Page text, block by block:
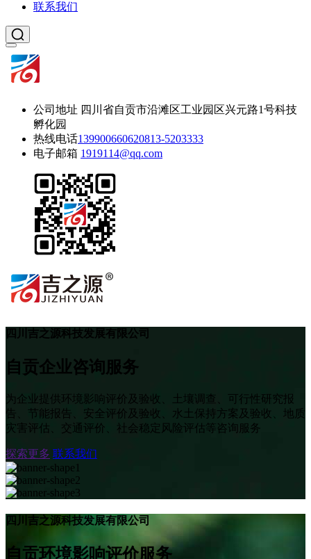
联系我们
公司地址 四川省自贡市沿滩区工业园区兴元路1号科技
孵化园
热线电话139900660620813-5203333
电子邮箱 1919114@qq.com
四川吉之源科技发展有限公司
自贡企业咨询服务
为企业提供环境影响评价及验收、土壤调查、可行性研究报
告、节能报告、安全评价及验收、水土保持方案及验收、地质
灾害评估、交通评价、社会稳定风险评估等咨询服务
探索更多 联系我们
四川吉之源科技发展有限公司
自贡环境影响评价服务